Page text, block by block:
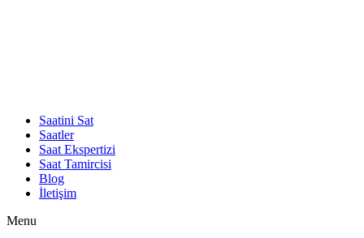
Saatini Sat
Saatler
Saat Ekspertizi
Saat Tamircisi
Blog
İletişim
Menu